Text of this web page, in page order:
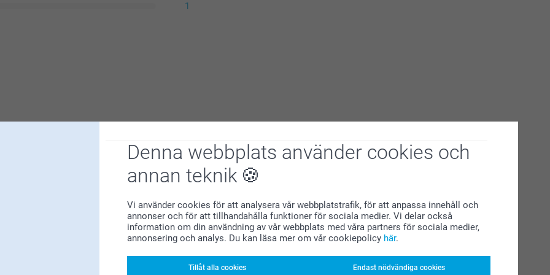
Denna webbplats använder cookies och
annan teknik
Vi använder cookies för att analysera vår webbplatstrafik, för att anpassa innehåll och
annonser och för att tillhandahålla funktioner för sociala medier. Vi delar också
information om din användning av vår webbplats med våra partners för sociala medier,
annonsering och analys. Du kan läsa mer om vår cookiepolicy här.
Tillåt alla cookies Endast nödvändiga cookies
1